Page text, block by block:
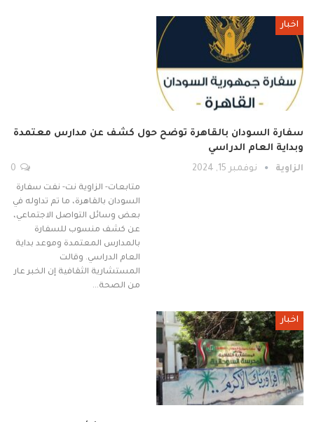
اخبار
سفارة السودان بالقاهرة توضح حول كشف عن مدارس معتمدة
وبداية العام الدراسي
الزاوية نوفمبر 15, 2024
متابعات- الزاوية نت- نفت سفارة
السودان بالقاهرة، ما تم تداوله في
بعض وسائل التواصل الاجتماعي،
عن كشف منسوب للسفارة
بالمدارس المعتمدة وموعد بداية
العام الدراسي. وقالت
المستشارية الثقافية إن الخبر عار
من الصحة…
اخبار